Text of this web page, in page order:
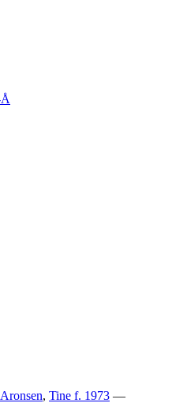
, Tine f. 1973 —